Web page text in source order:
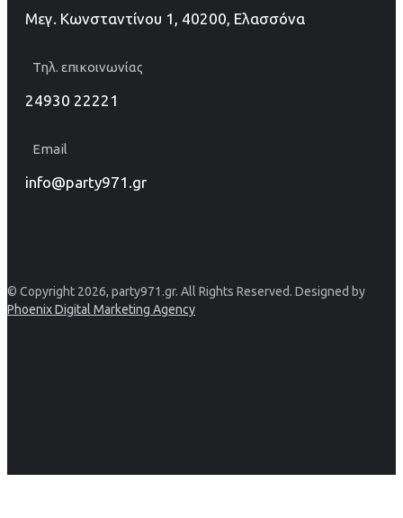
Μεγ. Κωνσταντίνου 1, 40200, Ελασσόνα
Τηλ. επικοινωνίας
24930 22221
Email
info@party971.gr
© Copyright 2026, party971.gr. All Rights Reserved. Designed by
Phoenix Digital Marketing Agency